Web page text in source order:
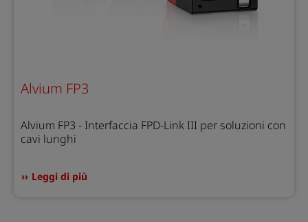
Alvium FP3
Alvium FP3 - Interfaccia FPD-Link III per soluzioni con
cavi lunghi
Leggi di più